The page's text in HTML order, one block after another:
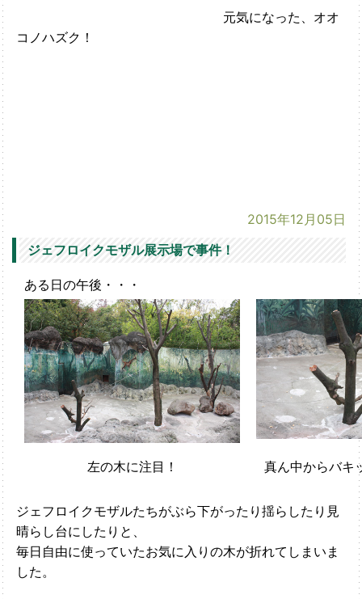
元気になった、オオ
コノハズク！
2015年12月05日
ジェフロイクモザル展示場で事件！
ある日の午後・・・
左の木に注目！ 真ん中からバキ
ジェフロイクモザルたちがぶら下がったり揺らしたり見
晴らし台にしたりと、
毎日自由に使っていたお気に入りの木が折れてしまいま
した。